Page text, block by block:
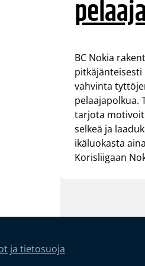
BC Nokia
pitkäjänteisesti
vahvinta
pelaajapolkua.
tarjota
selkeä ja
ikäluokasta
Korisliigaan
ja tietosuoja